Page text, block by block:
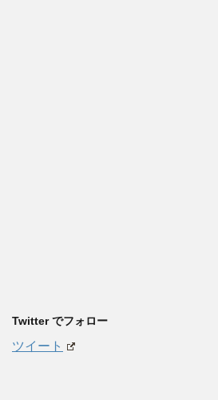
Twitter でフォロー
ツイート